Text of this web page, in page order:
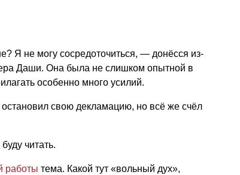
Я не могу сосредоточиться, — донёсся из-
Даши. Она была не слишком опытной в
особенно много усилий.
свою декламацию, но всё же счёл
читать.
работы тема. Какой тут «вольный дух»,